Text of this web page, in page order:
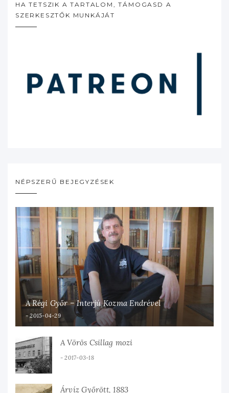
HA TETSZIK A TARTALOM, TÁMOGASD A
SZERKESZTŐK MUNKÁJÁT
NÉPSZERŰ BEJEGYZÉSEK
A Régi Győr – Interjú Kozma Endrével
2015-04-29
A Vörös Csillag mozi
2017-03-18
Árvíz Győrött, 1883